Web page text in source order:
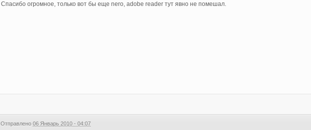
Спасибо огромное, только вот бы еще nero, adobe reader тут явно не помешал.
Отправлено06 Январь 2010 - 04:07